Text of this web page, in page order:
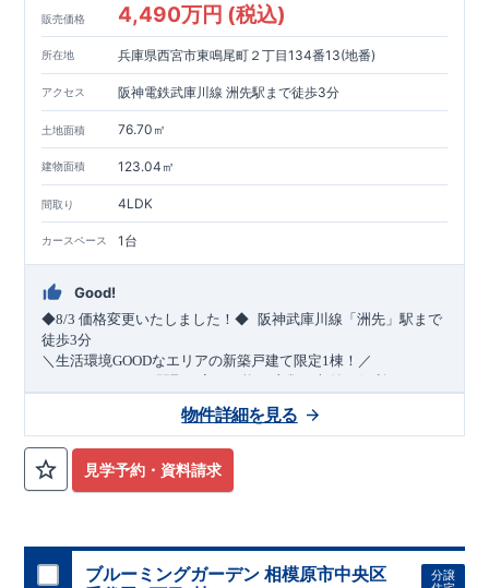
販売価格 4,490万円 (税込)
所在地 兵庫県西宮市東鳴尾町２丁目134番13(地番)
アクセス 阪神電鉄武庫川線 洲先駅まで徒歩3分
土地面積 76.70㎡
建物面積 123.04㎡
間取り 4LDK
カースペース 1台
Good!
◆8/3 価格変更いたしました！◆ ​阪神武庫川線 「洲先」駅まで
徒歩3分
＼生活環境GOODなエリアの新築戸建て限定1棟！／
・2部屋から行き来できる
・デザインと機能性を兼ね備えたオープンサニタリー
リビング全体を見渡せる
​
ーパー）徒歩10分 約787ｍ)​
・網戸
↓クリックすると特設ページにジャンプします↓
2024 年グッドデザイン賞 プロジェクト同時受賞
せる道」 ○第18回キッズデザイン賞受賞 ・2024年、東栄住宅
の新たな空間提案 「マルチエント ランス」が受賞いたしまし
平日・休日ご内覧可能です！
ぜひお気軽にお問い合わせください♪ 西宮営業所 TEL
0798-
見学予約・資料請求
物件詳細を見る
ブルーミングガーデン 相模原市中央区
分譲